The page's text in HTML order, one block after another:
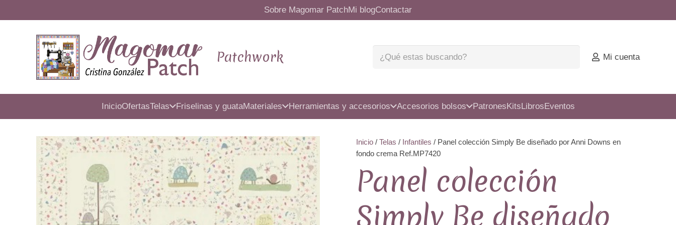
Sobre Magomar PatchMi blogContactar
Patchwork Mi cuenta
InicioOfertasTelas Friselinas y guataMateriales Herramientas y accesorios Accesorios bolsos PatronesKitsLibrosEventos
Inicio / Telas / Infantiles / Panel colección Simply Be diseñado por Anni Downs en
fondo crema Ref.MP7420
Panel colección
Simply Be diseñado